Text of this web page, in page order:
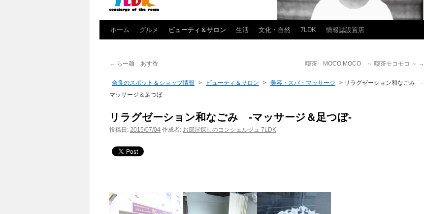
ホーム グルメ ビューティ＆サロン 生活 文化・自然 7LDK 情報誌設置店
← らー麺 あす香 喫茶 MOCO MOCO ～ 喫茶モコモコ ～ →
奈良のスポット＆ショップ情報 > ビューティ＆サロン > 美容・スパ・マッサージ > リラグゼーション和なごみ -
マッサージ＆足つぼ-
リラグゼーション和なごみ -マッサージ＆足つぼ-
投稿日: 2015/07/04 作成者: お部屋探しのコンシェルジュ 7LDK